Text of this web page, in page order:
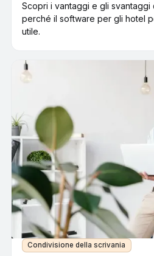
Scopri i vantaggi e gli
perché il software per gli hotel
utile.
Condivisione della scrivania